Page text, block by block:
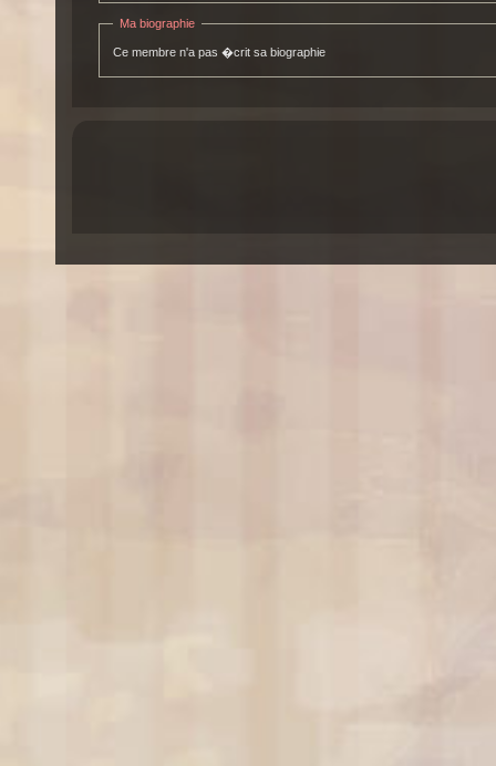
Ma biographie
Ce membre n'a pas �crit sa biographie